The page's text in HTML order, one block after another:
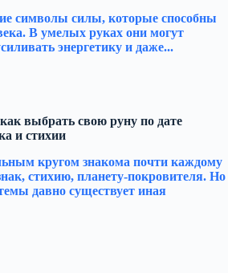
символы силы, которые способны
В умелых руках они могут
энергетику и даже...
выбрать свою руну по дате
и стихии
кругом знакома почти каждому
стихию, планету-покровителя. Но
давно существует иная